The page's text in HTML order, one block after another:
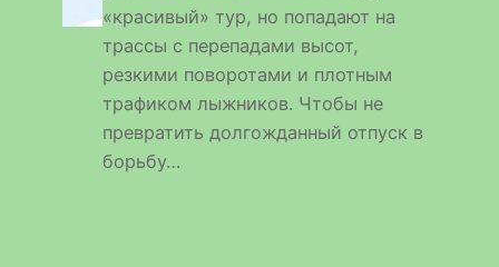
«красивый» тур, но попадают на
трассы с перепадами высот,
резкими поворотами и плотным
трафиком лыжников. Чтобы не
превратить долгожданный отпуск в
борьбу…